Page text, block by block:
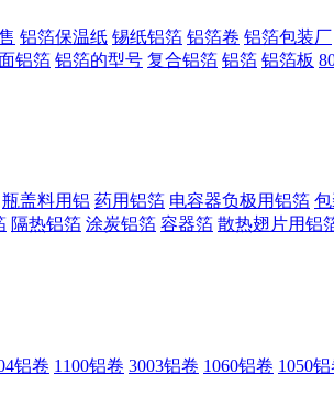
铝箔保温纸 锡纸铝箔 铝箔卷 铝箔包装厂
铝箔 铝箔的型号 复合铝箔 铝箔 铝箔板
瓶盖料用铝 药用铝箔 电容器负极用铝箔
隔热铝箔 涂炭铝箔 容器箔 散热翅片用铝
铝卷 1100铝卷 3003铝卷 1060铝卷 1050